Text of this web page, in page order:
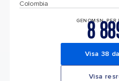
Colombia
GENOMSN. PER
8
Visa 38
Visa